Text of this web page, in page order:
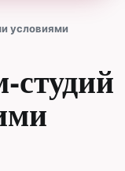
условиями
студий